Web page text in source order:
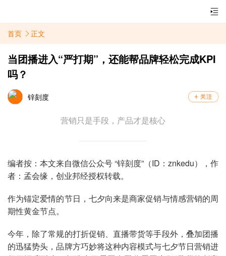
首页 正文
当团播进入“严打期”，还能帮品牌轻松完成KPI
吗？
锌刻度
营销只是手段，产品才是核心
编者按：本文来自微信公众号 “锌刻度”（ID：znkedu），作
者：孟会缘，创业邦经授权转载。
作为锚定爱情的节日，七夕向来是商家促销与情感营销的周
期性黄金节点。
今年，除了常规的打折促销、直播带货等手段外，叠加团播
的迅猛势头，品牌方巧妙将这种内容模式与七夕节日营销进